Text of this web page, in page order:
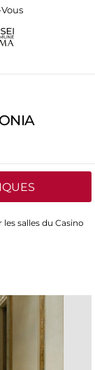
salles du Casino